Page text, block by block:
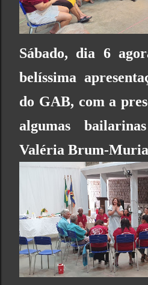
Sábado, dia 6
belíssima
do GAB, com a
algumas
Valéria Brum-